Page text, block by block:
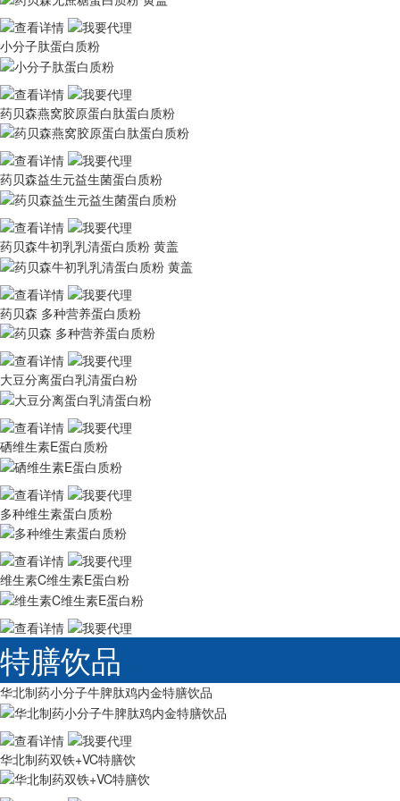
小分子肽蛋白质粉
药贝森燕窝胶原蛋白肽蛋白质粉
药贝森益生元益生菌蛋白质粉
药贝森牛初乳乳清蛋白质粉 黄盖
药贝森 多种营养蛋白质粉
大豆分离蛋白乳清蛋白粉
硒维生素E蛋白质粉
多种维生素蛋白质粉
维生素C维生素E蛋白粉
特膳饮品
华北制药小分子牛脾肽鸡内金特膳饮品
华北制药双铁+VC特膳饮